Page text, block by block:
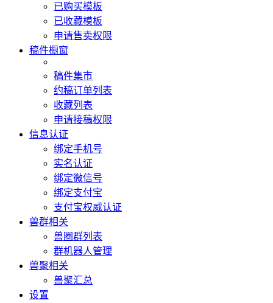
已购买模板
已收藏模板
申请售卖权限
稿件橱窗
稿件集市
约稿订单列表
收藏列表
申请接稿权限
信息认证
绑定手机号
实名认证
绑定微信号
绑定支付宝
支付宝权威认证
兽群相关
兽圈群列表
群机器人管理
兽聚相关
兽聚汇总
设置